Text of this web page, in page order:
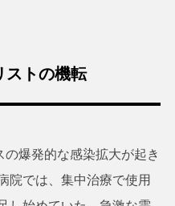
ストの機転
爆発的な感染拡大が起き
院では、集中治療で使用